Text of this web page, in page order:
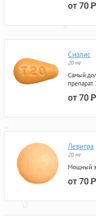
от 70Р
Сиалис
20 мг
Самый
от 70Р
Левитра
20 мг
Мощный
от 70Р